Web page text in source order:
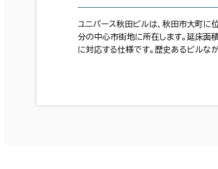
ユニバース秋田ビルは、秋田市大町に
分の中心市街地に所在します。延床
に対応する仕様です。歴史あるビルな